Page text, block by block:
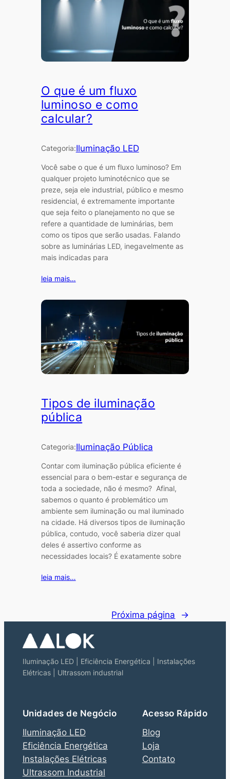
O que é um fluxo
luminoso e como
calcular?
Categoria:Iluminação LED
Você sabe o que é um fluxo luminoso? Em
qualquer projeto luminotécnico que se
preze, seja ele industrial, público e mesmo
residencial, é extremamente importante
que seja feito o planejamento no que se
refere a quantidade de luminárias, bem
como os tipos que serão usadas. Falando
sobre as luminárias LED, inegavelmente as
mais indicadas para
leia mais…
Tipos de iluminação
pública
Categoria:Iluminação Pública
Contar com iluminação pública eficiente é
essencial para o bem-estar e segurança de
toda a sociedade, não é mesmo? Afinal,
sabemos o quanto é problemático um
ambiente sem iluminação ou mal iluminado
na cidade. Há diversos tipos de iluminação
pública, contudo, você saberia dizer qual
deles é assertivo conforme as
necessidades locais? É exatamente sobre
leia mais…
Próxima página →
Iluminação LED | Eficiência Energética | Instalações
Elétricas | Ultrassom industrial
Unidades de Negócio
Iluminação LED
Eficiência Energética
Instalações Elétricas
Ultrassom Industrial
Acesso Rápido
Blog
Loja
Contato